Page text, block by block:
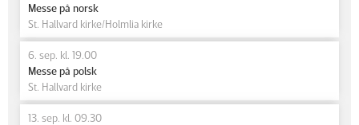
Messe på norsk
St. Hallvard kirke/Holmlia kirke
6. sep. kl. 19.00
Messe på polsk
St. Hallvard kirke
13. sep. kl. 09.30